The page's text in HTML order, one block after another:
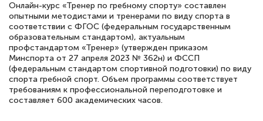
Елена Кравченко
Знаток города 5 уровня
18 марта 2026
Выражаю благодарность за курс
Онлайн-курс «Тренер по гребному спорту» составлен
опытными методистами и тренерами по виду спорта в
соответствии с ФГОС (федеральным государственным
образовательным стандартом), актуальным
профстандартом «Тренер» (утвержден приказом
Минспорта от 27 апреля 2023 № 362н) и ФССП
(федеральным стандартом спортивной подготовки) по виду
спорта гребной спорт. Объем программы соответствует
требованиям к профессиональной переподготовке и
составляет 600 академических часов.